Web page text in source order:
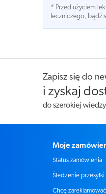
* Przed użyciem
leczniczego, bądź
Zapisz się do
i zyskaj
do szerokiej
Moje
Status zamówienia
Śledzenie przesyłki
Chcę